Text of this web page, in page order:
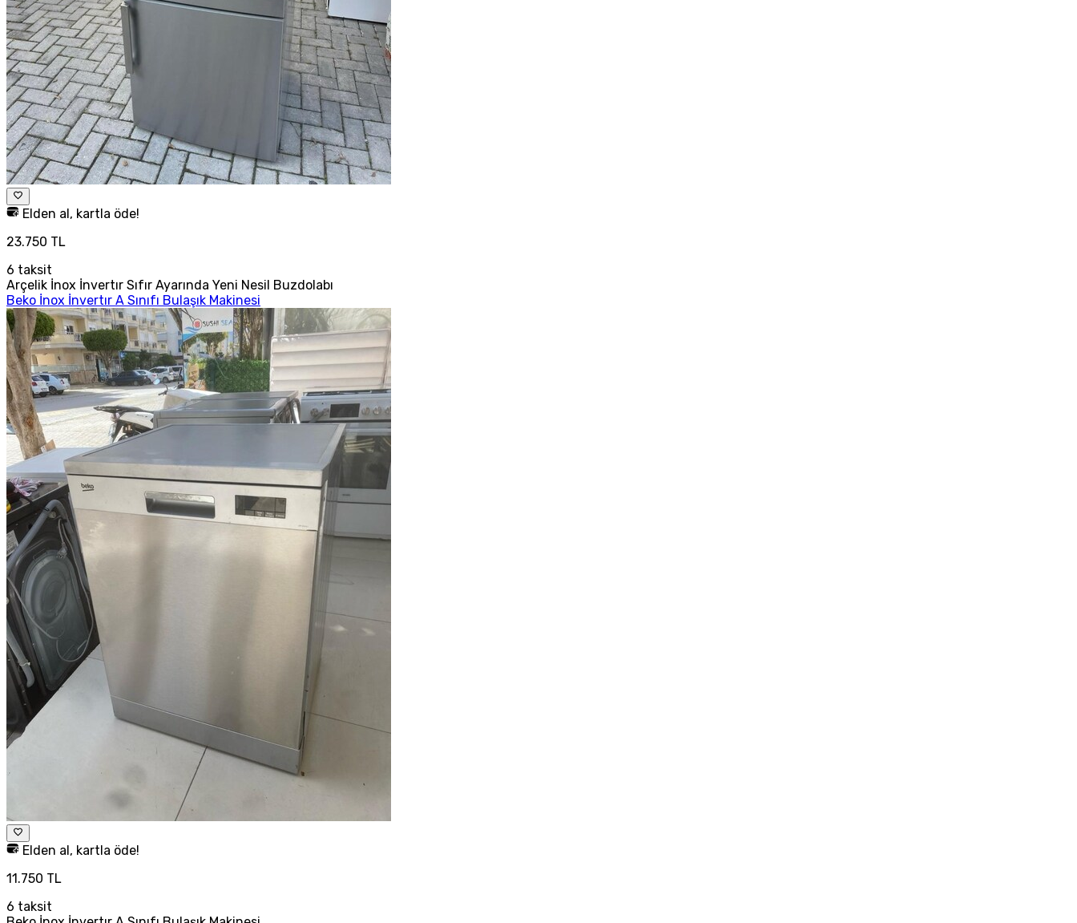
Elden al, kartla öde!
23.750 TL
6 taksit
Arçelik İnox İnvertır Sıfır Ayarında Yeni Nesil Buzdolabı
Beko İnox İnvertır A Sınıfı Bulaşık Makinesi
Elden al, kartla öde!
11.750 TL
6 taksit